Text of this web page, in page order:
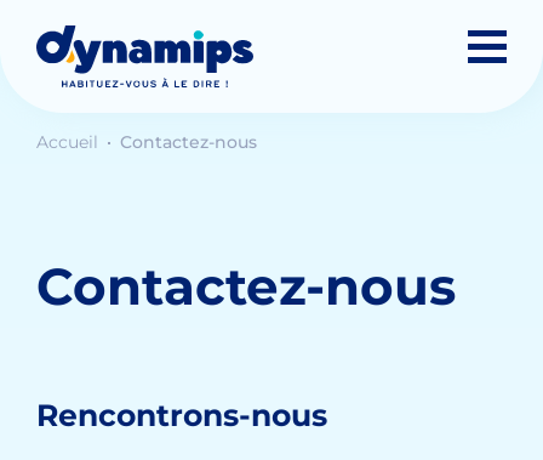
Accueil Contactez-nous
Contactez-nous
Rencontrons-nous